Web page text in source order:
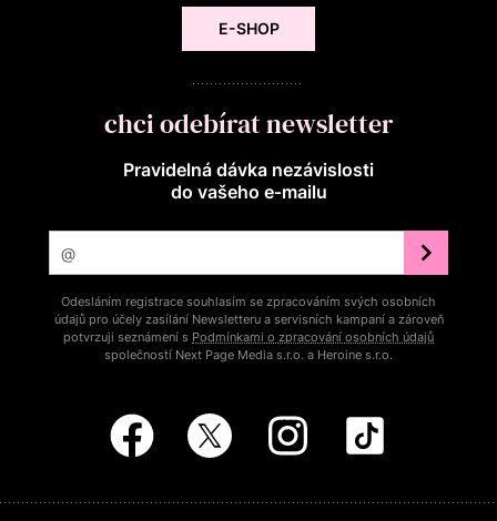
E-SHOP
chci odebírat newsletter
Pravidelná dávka nezávislosti
do vašeho e‑mailu
Odesláním registrace souhlasím se zpracováním svých osobních
údajů pro účely zasílání Newsletteru a servisních kampaní a zároveň
potvrzuji seznámení s Podmínkami o zpracování osobních údajů
společností Next Page Media s.r.o. a Heroine s.r.o.